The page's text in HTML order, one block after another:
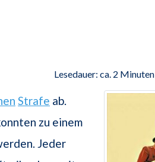
Lesedauer: ca. 2 Minuten
Strafe ab.
zu einem
Jeder